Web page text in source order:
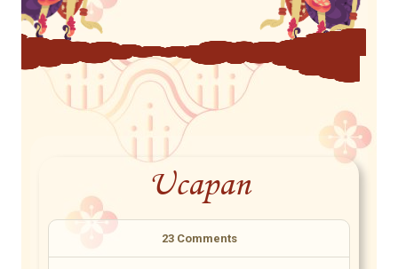
Ucapan
23Comments